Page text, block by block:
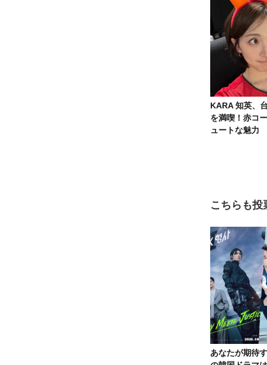
KARA 知英、
を満喫！赤コ
ュートな魅力
こちらも投
あなたが期待